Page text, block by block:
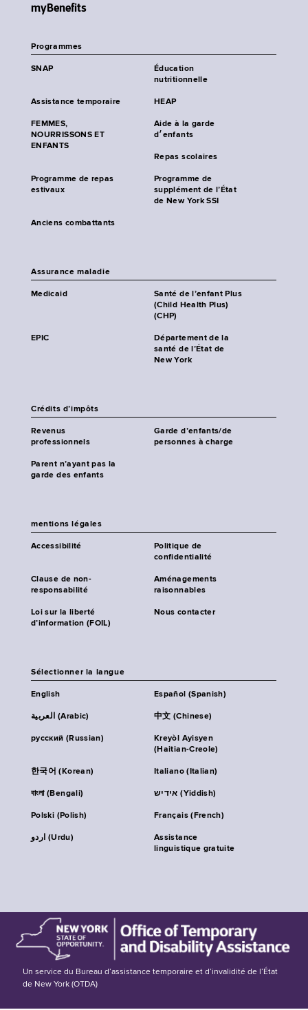
myBenefits
Programmes
SNAP
Éducation
nutritionnelle
Assistance temporaire HEAP
FEMMES,
NOURRISSONS ET
ENFANTS
Aide à la garde
d׳enfants
Repas scolaires
Programme de repas
estivaux
Programme de
supplément de l’État
de New York SSI
Anciens combattants
Assurance maladie
Medicaid
Santé de l’enfant Plus
(Child Health Plus)
(CHP)
EPIC
Département de la
santé de l’État de
New York
Crédits d’impôts
Revenus
professionnels
Garde d’enfants/de
personnes à charge
Parent n’ayant pas la
garde des enfants
mentions légales
Accessibilité
Politique de
confidentialité
Clause de non-
responsabilité
Aménagements
raisonnables
Loi sur la liberté
d’information (FOIL)
Nous contacter
Sélectionner la langue
English Español (Spanish)
العربية (Arabic) 中文 (Chinese)
русский (Russian)
Kreyòl Ayisyen
(Haitian-Creole)
한국어 (Korean) Italiano (Italian)
বাংলা (Bengali) אידיש (Yiddish)
Polski (Polish) Français (French)
اردو (Urdu)
Assistance
linguistique gratuite
Un service du Bureau d’assistance temporaire et d’invalidité de l’État
de New York (OTDA)